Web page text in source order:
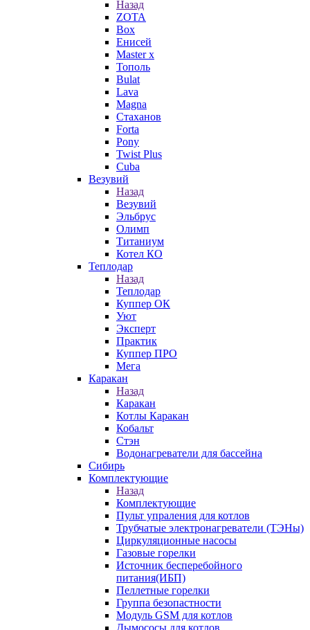
Назад
ZOTA
Box
Енисей
Master x
Тополь
Bulat
Lava
Magna
Стаханов
Forta
Pony
Twist Plus
Cuba
Везувий
Назад
Везувий
Эльбрус
Олимп
Титаниум
Котел КО
Теплодар
Назад
Теплодар
Куппер ОК
Уют
Эксперт
Практик
Куппер ПРО
Мега
Каракан
Назад
Каракан
Котлы Каракан
Кобальт
Стэн
Водонагреватели для бассейна
Сибирь
Комплектующие
Назад
Комплектующие
Пульт упраления для котлов
Трубчатые электронагреватели (ТЭНы)
Циркуляционные насосы
Газовые горелки
Источник бесперебойного
питания(ИБП)
Пеллетные горелки
Группа безопастности
Модуль GSM для котлов
Дымососы для котлов